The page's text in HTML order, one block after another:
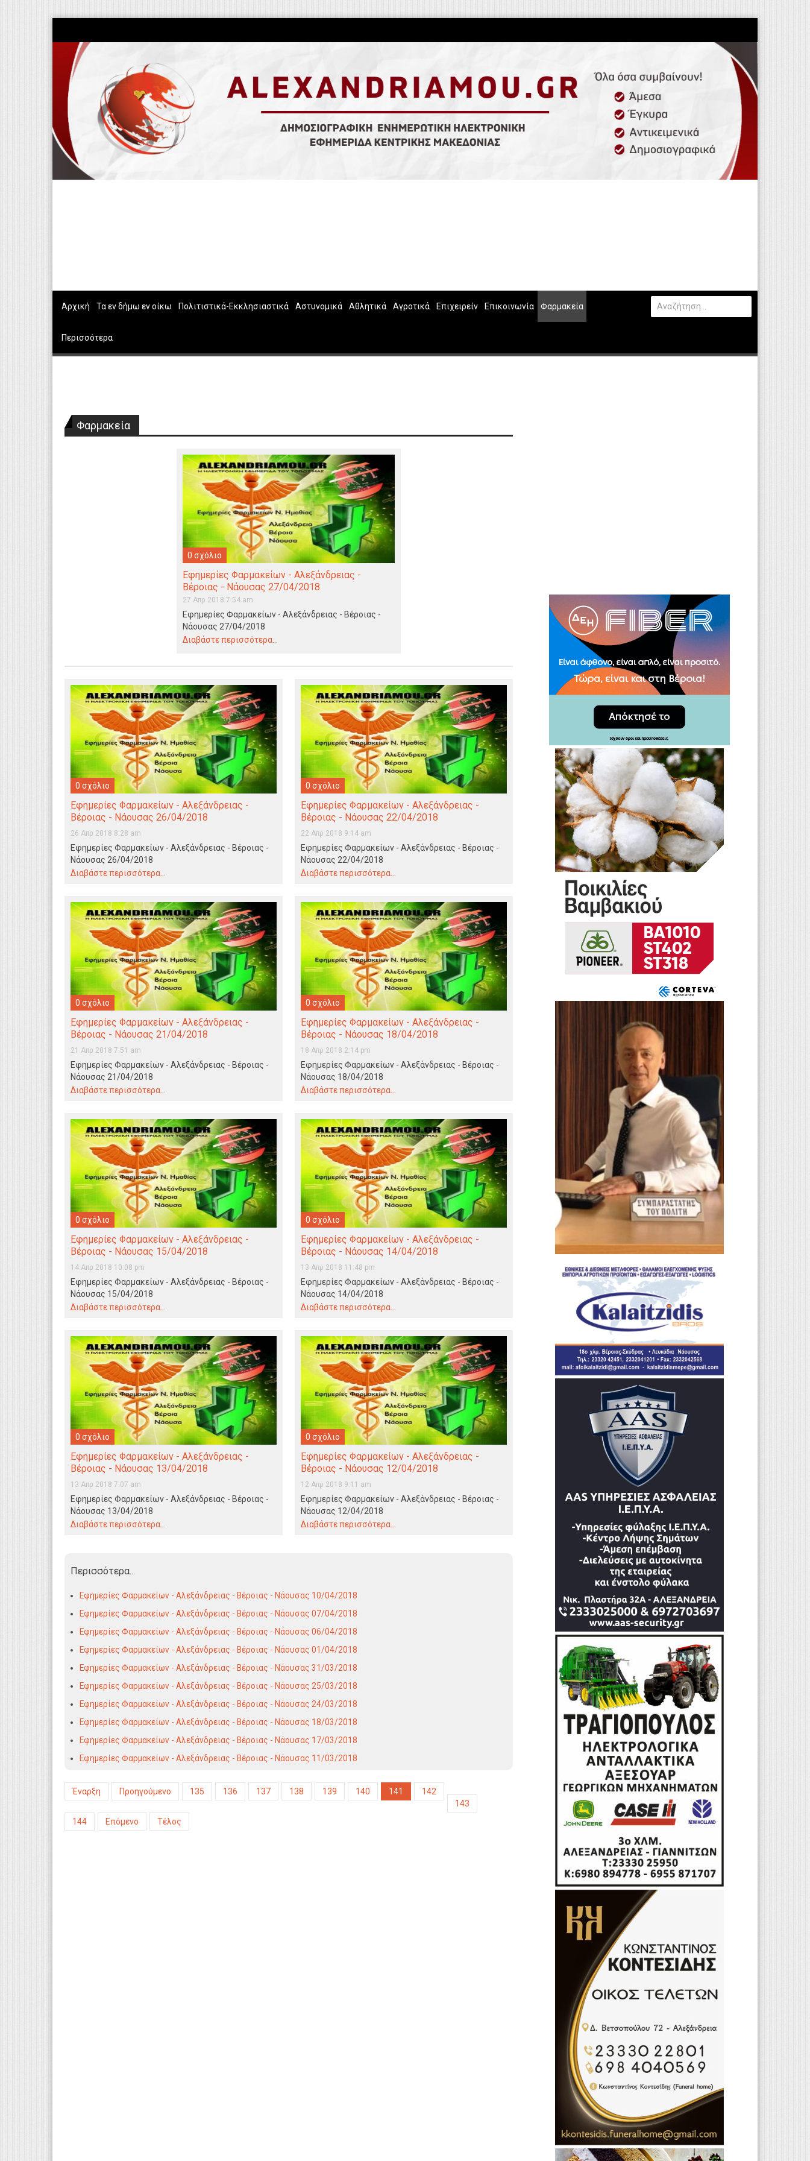
Αρχική Τα εν δήμω εν οίκω Πολιτιστικά-Εκκλησιαστικά Αστυνομικά Αθλητικά Αγροτικά Επιχειρείν Επικοινωνία Φαρμακεία
Περισσότερα
Φαρμακεία
0 σχόλιο
Εφημερίες Φαρμακείων - Αλεξάνδρειας -
Βέροιας - Νάουσας 27/04/2018
27 Απρ 2018 7:54 am
Εφημερίες Φαρμακείων - Αλεξάνδρειας - Βέροιας -
Νάουσας 27/04/2018
Διαβάστε περισσότερα...
0 σχόλιο
Εφημερίες Φαρμακείων - Αλεξάνδρειας -
Βέροιας - Νάουσας 26/04/2018
26 Απρ 2018 8:28 am
Εφημερίες Φαρμακείων - Αλεξάνδρειας - Βέροιας -
Νάουσας 26/04/2018
Διαβάστε περισσότερα...
0 σχόλιο
Εφημερίες Φαρμακείων - Αλεξάνδρειας -
Βέροιας - Νάουσας 22/04/2018
22 Απρ 2018 9:14 am
Εφημερίες Φαρμακείων - Αλεξάνδρειας - Βέροιας -
Νάουσας 22/04/2018
Διαβάστε περισσότερα...
0 σχόλιο
Εφημερίες Φαρμακείων - Αλεξάνδρειας -
Βέροιας - Νάουσας 21/04/2018
21 Απρ 2018 7:51 am
Εφημερίες Φαρμακείων - Αλεξάνδρειας - Βέροιας -
Νάουσας 21/04/2018
Διαβάστε περισσότερα...
0 σχόλιο
Εφημερίες Φαρμακείων - Αλεξάνδρειας -
Βέροιας - Νάουσας 18/04/2018
18 Απρ 2018 2:14 pm
Εφημερίες Φαρμακείων - Αλεξάνδρειας - Βέροιας -
Νάουσας 18/04/2018
Διαβάστε περισσότερα...
0 σχόλιο
Εφημερίες Φαρμακείων - Αλεξάνδρειας -
Βέροιας - Νάουσας 15/04/2018
14 Απρ 2018 10:08 pm
Εφημερίες Φαρμακείων - Αλεξάνδρειας - Βέροιας -
Νάουσας 15/04/2018
Διαβάστε περισσότερα...
0 σχόλιο
Εφημερίες Φαρμακείων - Αλεξάνδρειας -
Βέροιας - Νάουσας 14/04/2018
13 Απρ 2018 11:48 pm
Εφημερίες Φαρμακείων - Αλεξάνδρειας - Βέροιας -
Νάουσας 14/04/2018
Διαβάστε περισσότερα...
0 σχόλιο
Εφημερίες Φαρμακείων - Αλεξάνδρειας -
Βέροιας - Νάουσας 13/04/2018
13 Απρ 2018 7:07 am
Εφημερίες Φαρμακείων - Αλεξάνδρειας - Βέροιας -
Νάουσας 13/04/2018
Διαβάστε περισσότερα...
0 σχόλιο
Εφημερίες Φαρμακείων - Αλεξάνδρειας -
Βέροιας - Νάουσας 12/04/2018
12 Απρ 2018 9:11 am
Εφημερίες Φαρμακείων - Αλεξάνδρειας - Βέροιας -
Νάουσας 12/04/2018
Διαβάστε περισσότερα...
Περισσότερα...
Εφημερίες Φαρμακείων - Αλεξάνδρειας - Βέροιας - Νάουσας 10/04/2018
Εφημερίες Φαρμακείων - Αλεξάνδρειας - Βέροιας - Νάουσας 07/04/2018
Εφημερίες Φαρμακείων - Αλεξάνδρειας - Βέροιας - Νάουσας 06/04/2018
Εφημερίες Φαρμακείων - Αλεξάνδρειας - Βέροιας - Νάουσας 01/04/2018
Εφημερίες Φαρμακείων - Αλεξάνδρειας - Βέροιας - Νάουσας 31/03/2018
Εφημερίες Φαρμακείων - Αλεξάνδρειας - Βέροιας - Νάουσας 25/03/2018
Εφημερίες Φαρμακείων - Αλεξάνδρειας - Βέροιας - Νάουσας 24/03/2018
Εφημερίες Φαρμακείων - Αλεξάνδρειας - Βέροιας - Νάουσας 18/03/2018
Εφημερίες Φαρμακείων - Αλεξάνδρειας - Βέροιας - Νάουσας 17/03/2018
Εφημερίες Φαρμακείων - Αλεξάνδρειας - Βέροιας - Νάουσας 11/03/2018
Έναρξη Προηγούμενο 135 136 137 138 139 140 141
142
143
144
Επόμενο Τέλος